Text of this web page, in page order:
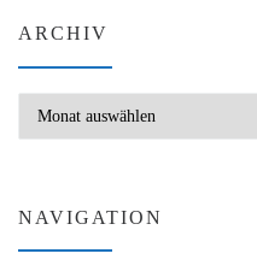
ARCHIV
NAVIGATION